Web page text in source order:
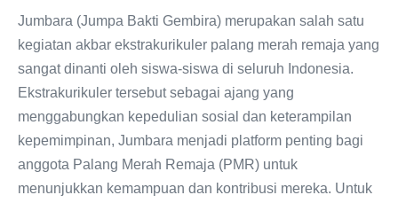
Jumbara (Jumpa Bakti Gembira) merupakan salah satu
kegiatan akbar ekstrakurikuler palang merah remaja yang
sangat dinanti oleh siswa-siswa di seluruh Indonesia.
Ekstrakurikuler tersebut sebagai ajang yang
menggabungkan kepedulian sosial dan keterampilan
kepemimpinan, Jumbara menjadi platform penting bagi
anggota Palang Merah Remaja (PMR) untuk
menunjukkan kemampuan dan kontribusi mereka. Untuk